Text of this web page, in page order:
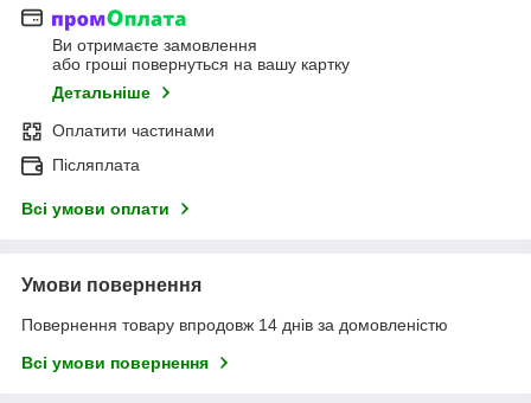
Ви отримаєте замовлення
або гроші повернуться на вашу картку
Детальніше
Оплатити частинами
Післяплата
Всі умови оплати
Умови повернення
Повернення товару впродовж 14 днів за домовленістю
Всі умови повернення